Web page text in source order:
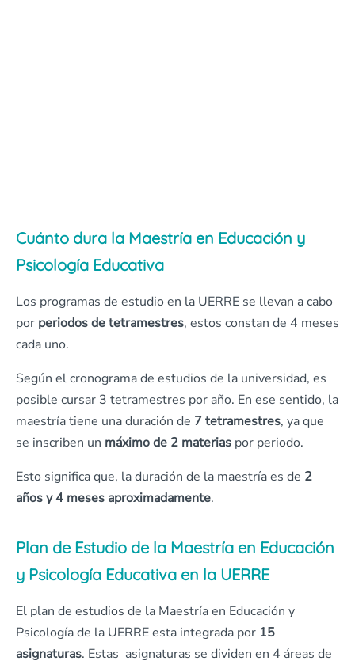
Cuánto dura la Maestría en Educación y
Psicología Educativa
Los programas de estudio en la UERRE se llevan a cabo
por periodos de tetramestres, estos constan de 4 meses
cada uno.
Según el cronograma de estudios de la universidad, es
posible cursar 3 tetramestres por año. En ese sentido, la
maestría tiene una duración de 7 tetramestres, ya que
se inscriben un máximo de 2 materias por periodo.
Esto significa que, la duración de la maestría es de 2
años y 4 meses aproximadamente.
Plan de Estudio de la Maestría en Educación
y Psicología Educativa en la UERRE
El plan de estudios de la Maestría en Educación y
Psicología de la UERRE esta integrada por 15
asignaturas. Estas asignaturas se dividen en 4 áreas de